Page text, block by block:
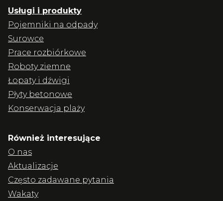
Usługi i produkty
Pojemniki na odpady
Surowce
Prace rozbiórkowe
Roboty ziemne
Łopaty i dźwigi
Płyty betonowe
Konserwacja plaży
Również interesujące
O nas
Aktualizacje
Często zadawane pytania
Wakaty